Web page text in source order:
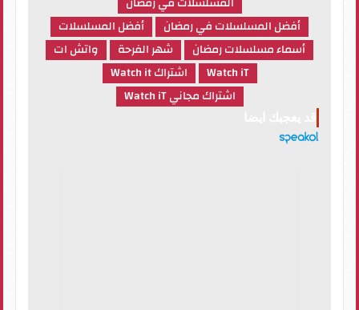
أفضل المسلسلات في رمضان
أفضل المسلسلات
أسماء مسلسلات رمضان
شهر الفرحة
واتش ات
Watch iT
اشتراك Watch it
اشتراك مجاني Watch iT